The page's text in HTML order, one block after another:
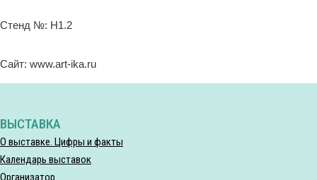
Стенд №: H1.2
Сайт: www.art-ika.ru
ВЫСТАВКА
О выставке. Цифры и факты
Календарь выставок
Организатор